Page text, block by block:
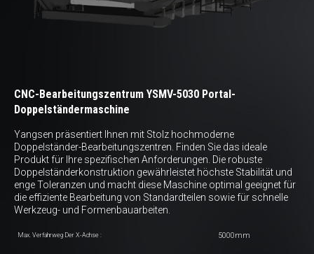
CNC-Bearbeitungszentrum YSMV-5030 Portal-
Doppelständermaschine
Yangsen präsentiert Ihnen mit Stolz hochmoderne
Doppelständer-Bearbeitungszentren. Finden Sie das ideale
Produkt für Ihre spezifischen Anforderungen. Die robuste
Doppelständerkonstruktion gewährleistet höchste Stabilität und
enge Toleranzen und macht diese Maschine optimal geeignet für
die effiziente Bearbeitung von Standardteilen sowie für schnelle
Werkzeug- und Formenbauarbeiten.
Max. Verfahrweg Der X-Achse : 5000mm